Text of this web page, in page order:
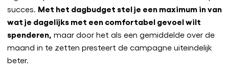
succes. Met het dagbudget stel je een maximum in van
wat je dagelijks met een comfortabel gevoel wilt
spenderen, maar door het als een gemiddelde over de
maand in te zetten presteert de campagne uiteindelijk
beter.